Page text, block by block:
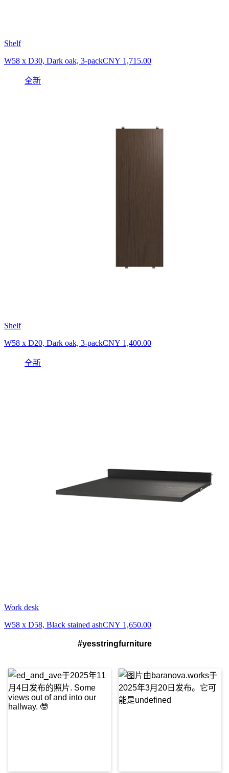
Shelf
W58 x D30, Dark oak, 3-packCNY 1,715.00
全新
Shelf
W58 x D20, Dark oak, 3-packCNY 1,400.00
全新
Work desk
W58 x D58, Black stained ashCNY 1,650.00
#yesstringfurniture